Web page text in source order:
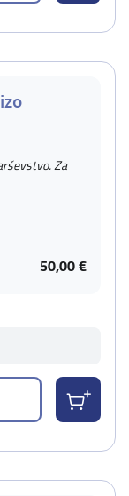
Za
50,00 €